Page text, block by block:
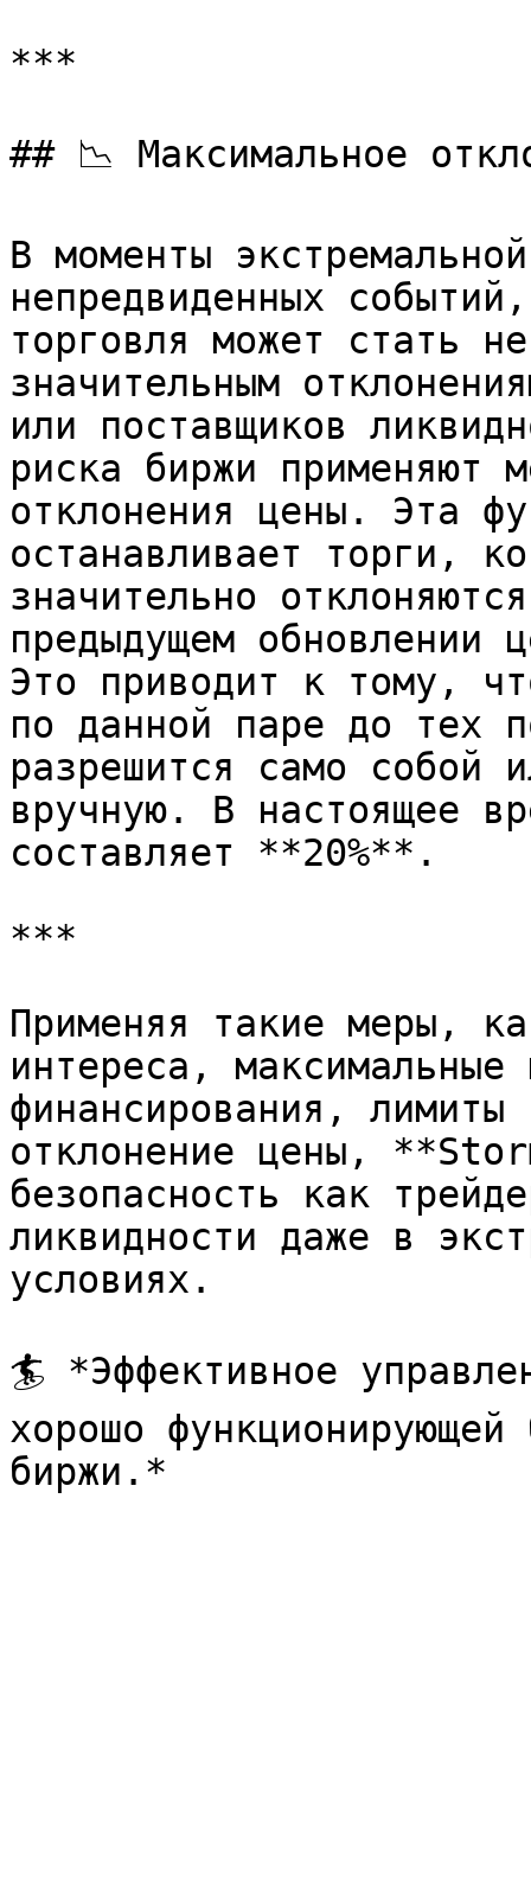
***
## 📉 Максимальное
В моменты
непредвиденных
торговля может стать
значительным
или поставщиков
риска биржи применяют
отклонения цены. Эта
останавливает торги,
значительно
предыдущем
Это приводит к тому,
по данной паре до тех
разрешится само собой
вручную. В настоящее
составляет **20%**.
***
Применяя такие меры,
интереса,
финансирования, лимиты
отклонение цены,
безопасность как
ликвидности даже в
условиях.
🏄 *Эффективное
хорошо